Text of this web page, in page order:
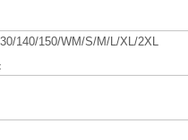
140/150/WM/S/M/L/XL/2XL